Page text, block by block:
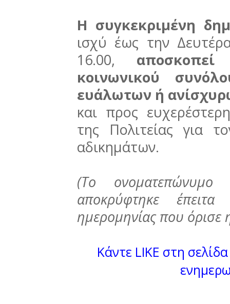
Η συγκεκριμένη
ισχύ έως την
16.00,
κοινωνικού
ευάλωτων ή
και προς
της Πολιτείας για
αδικημάτων.
(Το
αποκρύφτηκε
ημερομηνίας που όρισε
Κάντε LIKE στη